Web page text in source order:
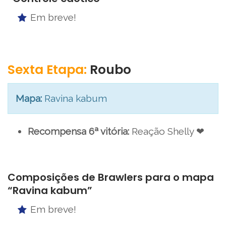
Em breve!
Sexta Etapa: Roubo
Mapa: Ravina kabum
Recompensa 6ª vitória: Reação Shelly ❤
Composições de Brawlers para o mapa
“Ravina kabum”
Em breve!